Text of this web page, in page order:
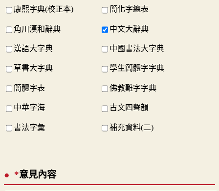
康熙字典(校正本) 簡化字總表
角川漢和辭典 中文大辭典
漢語大字典 中國書法大字典
草書大字典 學生簡體字字典
簡體字表 佛教難字字典
中華字海 古文四聲韻
書法字彙 補充資料(二)
*意見內容